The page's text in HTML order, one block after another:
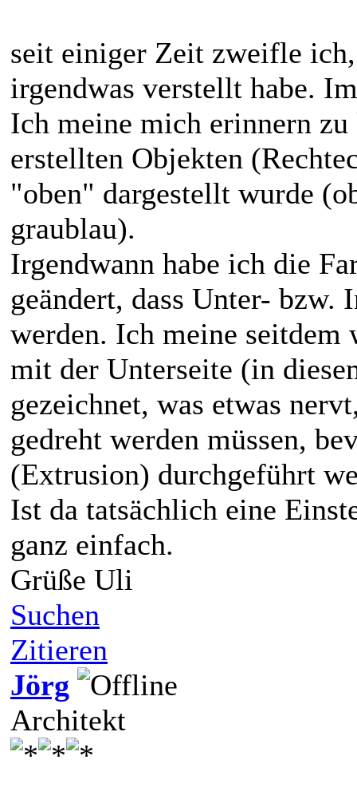
seit einiger Zeit zweifle
irgendwas verstellt habe.
Ich meine mich erinnern
erstellten Objekten
"oben" dargestellt wurde
graublau).
Irgendwann habe ich die
geändert, dass Unter- bzw.
werden. Ich meine seitdem
mit der Unterseite (in
gezeichnet, was etwas
gedreht werden müssen,
(Extrusion) durchgeführt
Ist da tatsächlich eine
ganz einfach.
Grüße Uli
Suchen
Zitieren
Jörg
Architekt